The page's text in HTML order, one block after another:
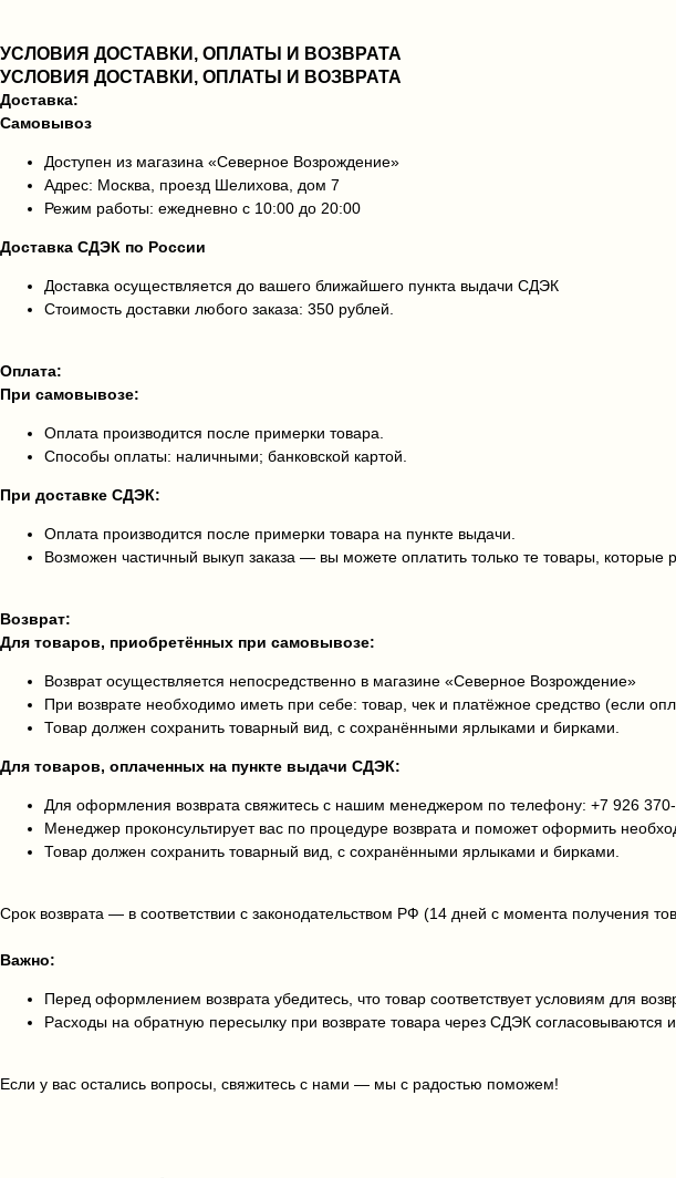
УСЛОВИЯ ДОСТАВКИ, ОПЛАТЫ И ВОЗВРАТА
УСЛОВИЯ ДОСТАВКИ, ОПЛАТЫ И ВОЗВРАТА
Доставка:
Самовывоз
Доступен из магазина «Северное Возрождение»
Адрес: Москва, проезд Шелихова, дом 7
Режим работы: ежедневно с 10:00 до 20:00
Доставка СДЭК по России
Доставка осуществляется до вашего ближайшего пункта выдачи СДЭК
Стоимость доставки любого заказа: 350 рублей.
Оплата:
При самовывозе:
Оплата производится после примерки товара.
Способы оплаты: наличными; банковской картой.
При доставке СДЭК:
Оплата производится после примерки товара на пункте выдачи.
Возможен частичный выкуп заказа — вы можете оплатить только те товары, которые
Возврат:
Для товаров, приобретённых при самовывозе:
Возврат осуществляется непосредственно в магазине «Северное Возрождение»
При возврате необходимо иметь при себе: товар, чек и платёжное средство (если
Товар должен сохранить товарный вид, с сохранёнными ярлыками и бирками.
Для товаров, оплаченных на пункте выдачи СДЭК:
Для оформления возврата свяжитесь с нашим менеджером по телефону: +7 926
Менеджер проконсультирует вас по процедуре возврата и поможет оформить
Товар должен сохранить товарный вид, с сохранёнными ярлыками и бирками.
Срок возврата — в соответствии с законодательством РФ (14 дней с момента получения
Важно:
Перед оформлением возврата убедитесь, что товар соответствует условиям для
Расходы на обратную пересылку при возврате товара через СДЭК согласовываются
Если у вас остались вопросы, свяжитесь с нами — мы с радостью поможем!